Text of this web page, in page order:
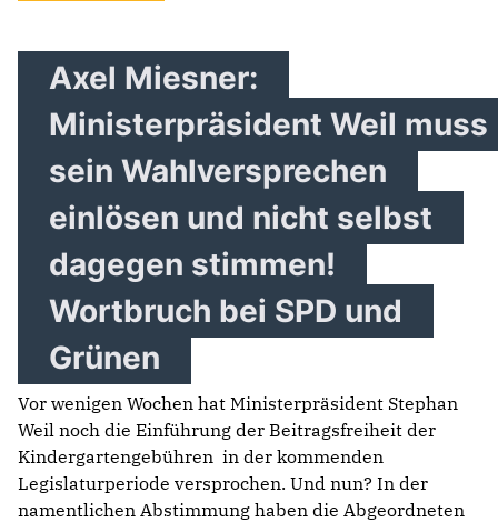
Axel Miesner:
Ministerpräsident Weil muss
sein Wahlversprechen
einlösen und nicht selbst
dagegen stimmen!
Wortbruch bei SPD und
Grünen
Vor wenigen Wochen hat Ministerpräsident Stephan
Weil noch die Einführung der Beitragsfreiheit der
Kindergartengebühren in der kommenden
Legislaturperiode versprochen. Und nun? In der
namentlichen Abstimmung haben die Abgeordneten